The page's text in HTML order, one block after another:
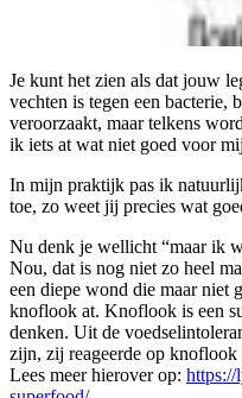
Je kunt het zien als dat jouw
vechten is tegen een bacterie,
veroorzaakt, maar telkens
ik iets at wat niet goed voor
In mijn praktijk pas ik
toe, zo weet jij precies wat
Nu denk je wellicht “maar ik
Nou, dat is nog niet zo heel
een diepe wond die maar niet
knoflook at. Knoflook is een
denken. Uit de
zijn, zij reageerde op knoflook
Lees meer hierover op: https://